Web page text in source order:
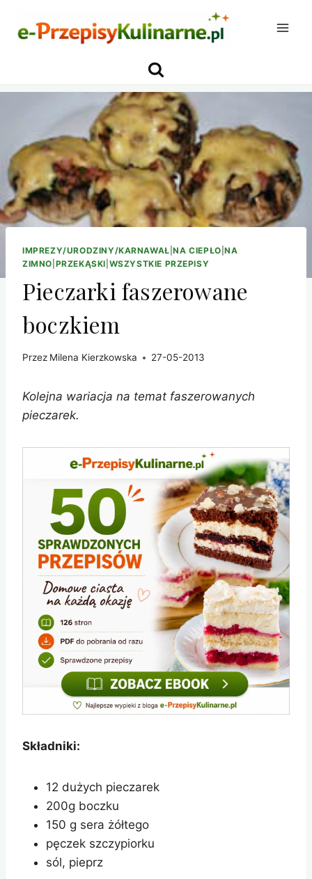
IMPREZY/URODZINY/KARNAWAŁ |NA CIEPŁO |NA
ZIMNO PRZEKĄSKI WSZYSTKIE PRZEPISY
Pieczarki faszerowane
boczkiem
Przez Milena Kierzkowska 27-05-2013
Kolejna wariacja na temat faszerowanych
pieczarek.
Składniki:
12 dużych pieczarek
200g boczku
150 g sera żółtego
pęczek szczypiorku
sól, pieprz